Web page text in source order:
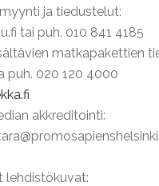
ja tiedustelut:
tai puh. 010 841 4185
matkapakettien
puh. 020 120 4000
akkreditointi:
lehdistökuvat: